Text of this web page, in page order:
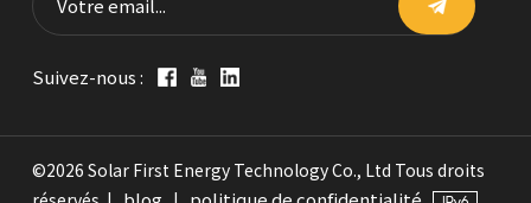
Suivez-nous :
©2026 Solar First Energy Technology Co., Ltd Tous droits